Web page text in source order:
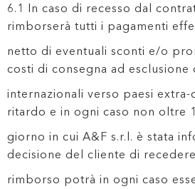
6.1 In caso di recesso dal
rimborserà tutti i pagamenti
netto di eventuali sconti e/o
costi di consegna ad
internazionali verso paesi
ritardo e in ogni caso non oltre
giorno in cui A&F s.r.l. è stata
decisione del cliente di
rimborso potrà in ogni caso